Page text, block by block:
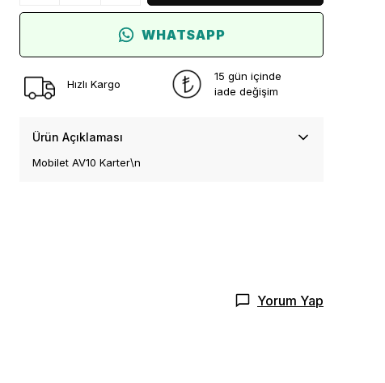
WHATSAPP
Hızlı Kargo
15 gün içinde
iade değişim
Ürün Açıklaması
Mobilet AV10 Karter\n
Yorum Yap